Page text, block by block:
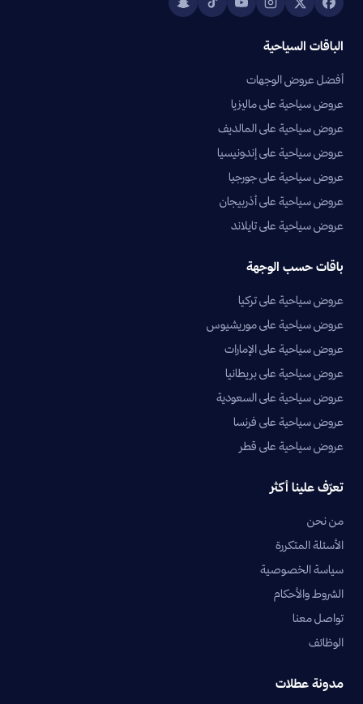
الباقات السياحية
أفضل عروض الوجهات
عروض سياحية على ماليزيا
عروض سياحية على المالديف
عروض سياحية على إندونيسيا
عروض سياحية على جورجيا
عروض سياحية على أذربيجان
عروض سياحية على تايلاند
باقات حسب الوجهة
عروض سياحية على تركيا
عروض سياحية على موريشيوس
عروض سياحية على الإمارات
عروض سياحية على بريطانيا
عروض سياحية على السعودية
عروض سياحية على فرنسا
عروض سياحية على قطر
تعرّف علينا أكثر
من نحن
الأسئلة المتكررة
سياسة الخصوصية
الشروط والأحكام
تواصل معنا
الوظائف
مدونة عطلات